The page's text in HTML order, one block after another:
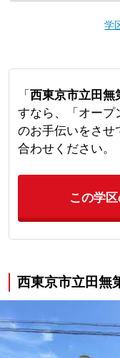
学
「 西東京市立田無
すなら、「オープ
のお手伝いをさせ
合わせください。
この学
西東京市立田無